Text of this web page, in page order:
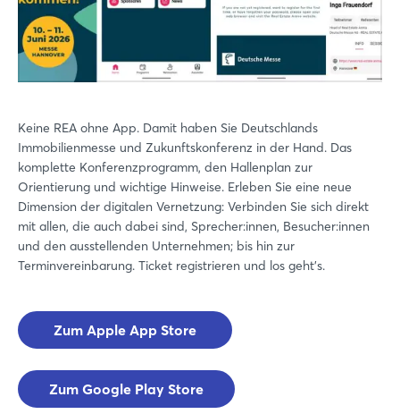
Keine REA ohne App. Damit haben Sie Deutschlands
Immobilienmesse und Zukunftskonferenz in der Hand. Das
komplette Konferenzprogramm, den Hallenplan zur
Orientierung und wichtige Hinweise. Erleben Sie eine neue
Dimension der digitalen Vernetzung: Verbinden Sie sich direkt
mit allen, die auch dabei sind, Sprecher:innen, Besucher:innen
und den ausstellenden Unternehmen; bis hin zur
Terminvereinbarung. Ticket registrieren und los geht's.
Zum Apple App Store
Zum Google Play Store
Login
Einloggen
Passwort vergessen?
Jetzt registrieren